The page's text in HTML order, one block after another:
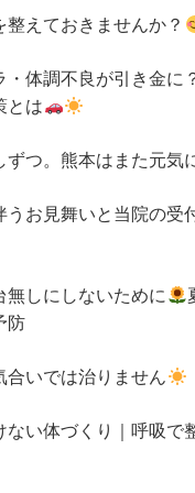
整えておきませんか？
・体調不良が引き金に
とは
ずつ。熊本はまた元気
うお見舞いと当院の受
無しにしないために
防
合いでは治りません
ない体づくり｜呼吸で